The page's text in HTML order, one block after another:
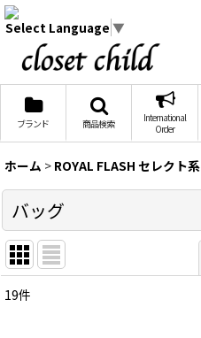
Select Language ▼
ブランド 商品検索
International
Order
ホーム > ROYAL FLASH セレクト系
バッグ
19件